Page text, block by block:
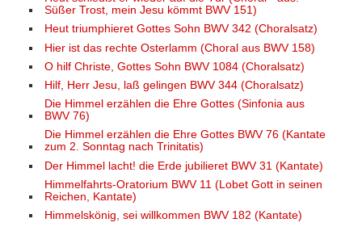
Süßer Trost, mein Jesu kömmt BWV 151)
Heut triumphieret Gottes Sohn BWV 342 (Choralsatz)
Hier ist das rechte Osterlamm (Choral aus BWV 158)
O hilf Christe, Gottes Sohn BWV 1084 (Choralsatz)
Hilf, Herr Jesu, laß gelingen BWV 344 (Choralsatz)
Die Himmel erzählen die Ehre Gottes (Sinfonia aus
BWV 76)
Die Himmel erzählen die Ehre Gottes BWV 76 (Kantate
zum 2. Sonntag nach Trinitatis)
Der Himmel lacht! die Erde jubilieret BWV 31 (Kantate)
Himmelfahrts-Oratorium BWV 11 (Lobet Gott in seinen
Reichen, Kantate)
Himmelskönig, sei willkommen BWV 182 (Kantate)